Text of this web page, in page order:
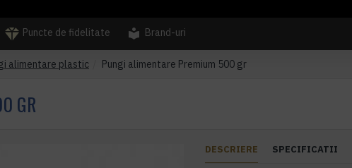
Puncte de fidelitate Brand-uri
alimentare plastic Pungi alimentare Premium 500 gr
GR
DESCRIERE SPECIFICATII